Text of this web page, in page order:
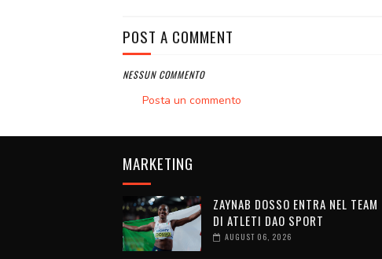
POST A COMMENT
NESSUN COMMENTO
Posta un commento
MARKETING
ZAYNAB DOSSO ENTRA NEL TEAM
DI ATLETI DAO SPORT
AUGUST 06, 2026